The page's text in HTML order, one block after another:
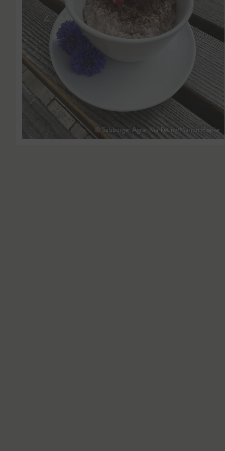
© Salzburger Agrar Marketing/Marion Riepler